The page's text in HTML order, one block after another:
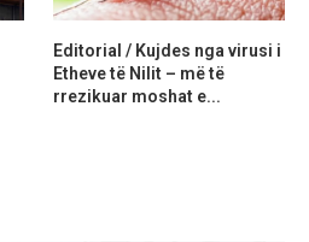
Editorial / Kujdes nga virusi i
Etheve të Nilit – më të
rrezikuar moshat e...